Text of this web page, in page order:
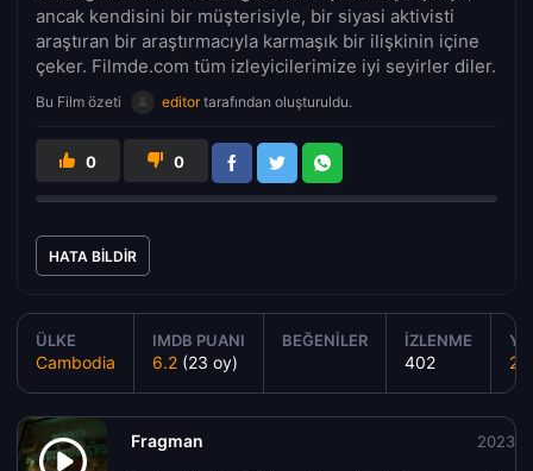
ancak kendisini bir müşterisiyle, bir siyasi aktivisti
araştıran bir araştırmacıyla karmaşık bir ilişkinin içine
çeker. Filmde.com tüm izleyicilerimize iyi seyirler diler.
Bu Film özeti editortarafından oluşturuldu.
0 0
HATA BILDIR
ÜLKE
Cambodia
IMDB PUANI
6.2 (23 oy)
BEĞENILER İZLENME
402
Fragman 2023